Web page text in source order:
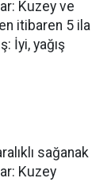
Kuzey ve
itibaren 5 ila
İyi, yağış
sağanak
Kuzey